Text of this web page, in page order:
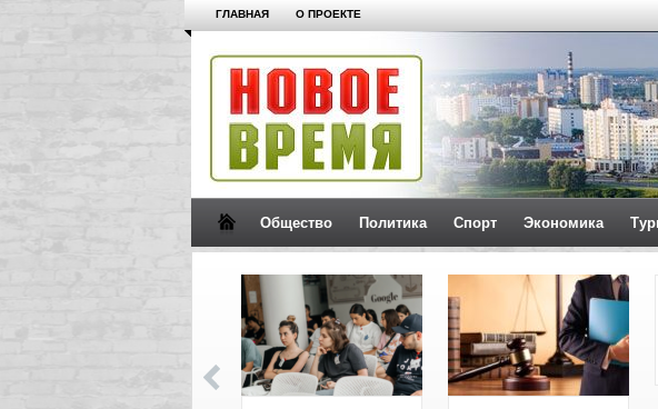
ГЛАВНАЯ О ПРОЕКТЕ
Общество Политика Спорт Экономика